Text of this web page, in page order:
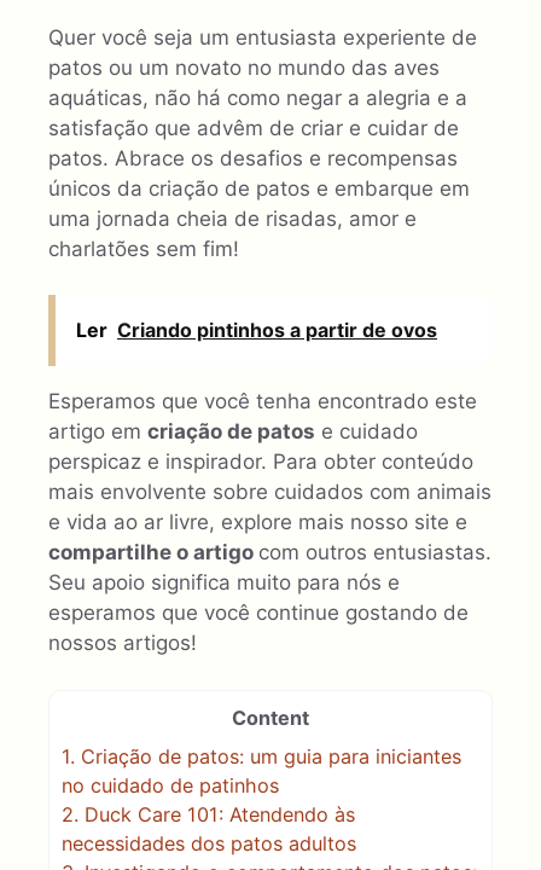
Quer você seja um entusiasta experiente de
patos ou um novato no mundo das aves
aquáticas, não há como negar a alegria e a
satisfação que advêm de criar e cuidar de
patos. Abrace os desafios e recompensas
únicos da criação de patos e embarque em
uma jornada cheia de risadas, amor e
charlatões sem fim!
Ler Criando pintinhos a partir de ovos
Esperamos que você tenha encontrado este
artigo em criação de patos e cuidado
perspicaz e inspirador. Para obter conteúdo
mais envolvente sobre cuidados com animais
e vida ao ar livre, explore mais nosso site e
compartilhe o artigo com outros entusiastas.
Seu apoio significa muito para nós e
esperamos que você continue gostando de
nossos artigos!
Content
1. Criação de patos: um guia para iniciantes
no cuidado de patinhos
2. Duck Care 101: Atendendo às
necessidades dos patos adultos